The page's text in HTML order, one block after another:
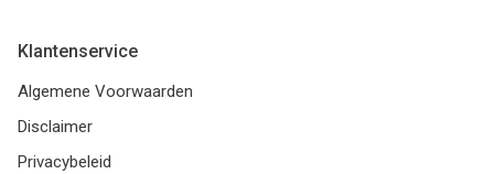
Klantenservice
Algemene Voorwaarden
Disclaimer
Privacybeleid